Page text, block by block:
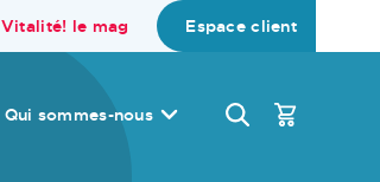
Vitalité! le mag Espace client
Qui sommes-nous